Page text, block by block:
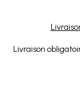
Livraison